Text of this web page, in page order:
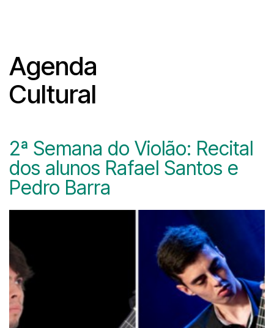
Agenda
Cultural
2ª Semana do Violão: Recital
dos alunos Rafael Santos e
Pedro Barra